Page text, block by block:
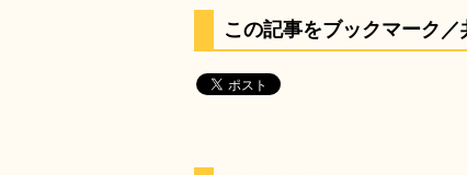
この記事をブックマーク／